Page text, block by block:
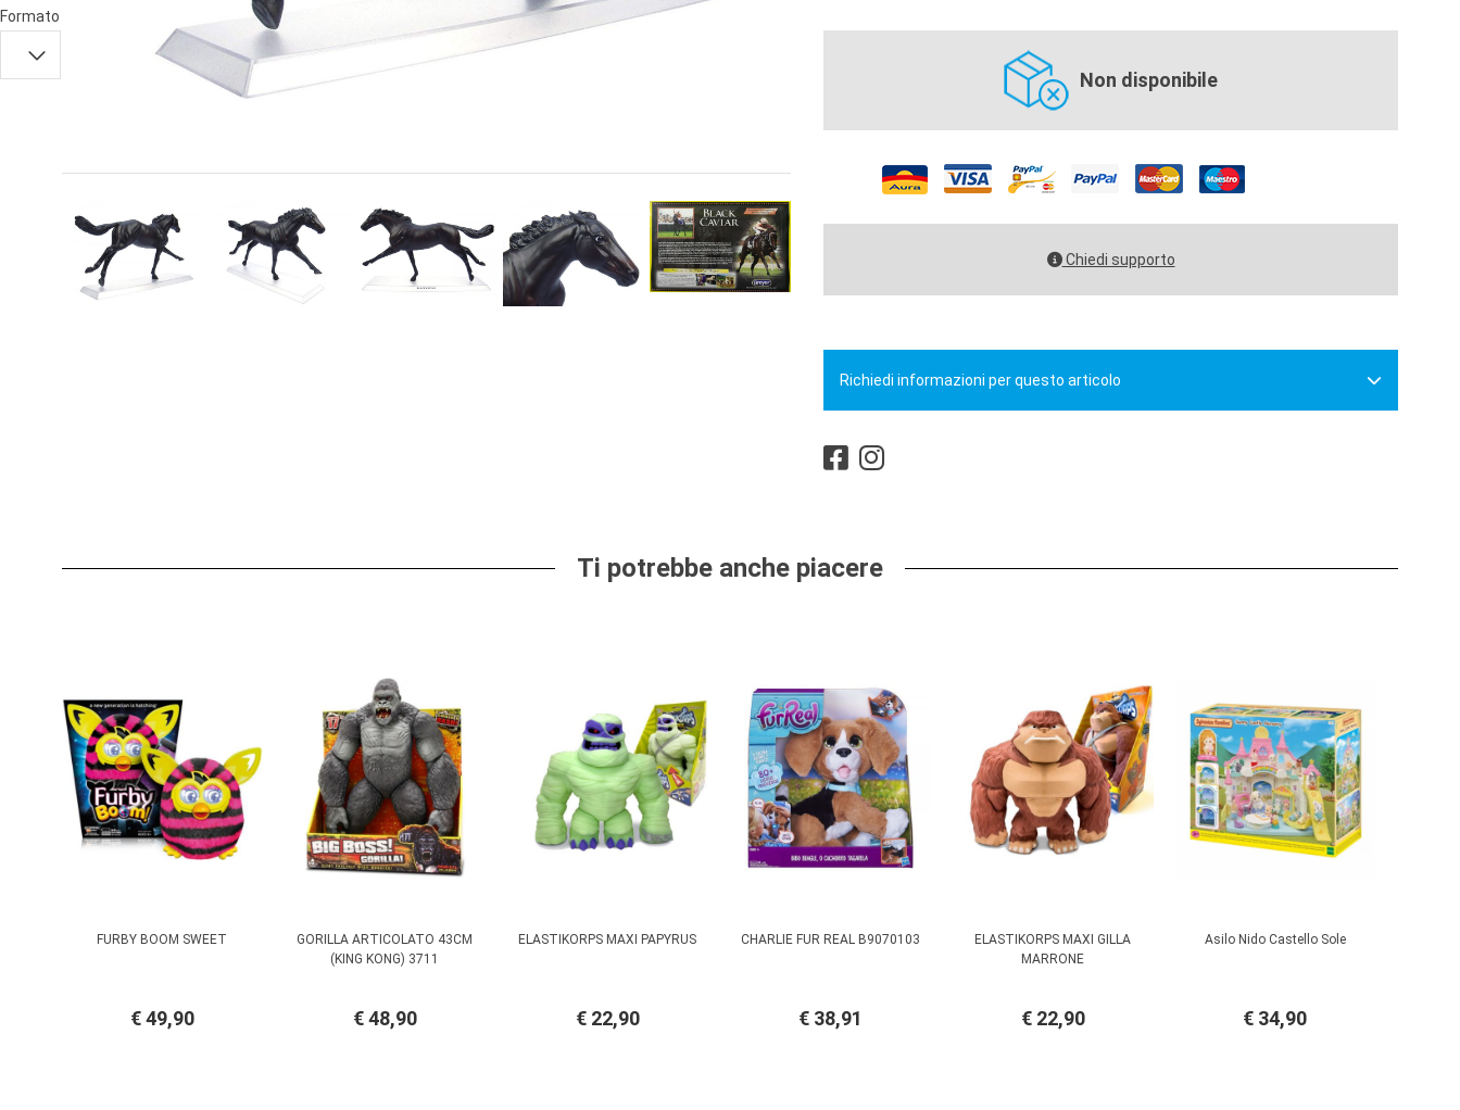
Formato
Non disponibile
Chiedi supporto
Richiedi informazioni per questo articolo
Ti potrebbe anche piacere
FURBY BOOM SWEET
€ 49,90
GORILLA ARTICOLATO 43CM
(KING KONG) 3711
€ 48,90
ELASTIKORPS MAXI PAPYRUS
€ 22,90
CHARLIE FUR REAL B9070103
€ 38,91
ELASTIKORPS MAXI GILLA
MARRONE
€ 22,90
Asilo Nido Castello Sole
€ 34,90